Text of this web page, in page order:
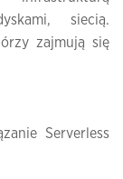
siecią.
zajmują się
Serverless